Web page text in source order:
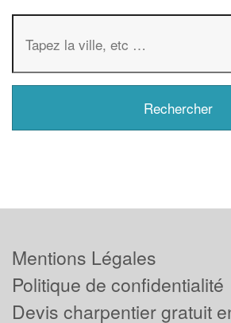
Mentions Légales
Politique de confidentialité
Devis charpentier gratuit